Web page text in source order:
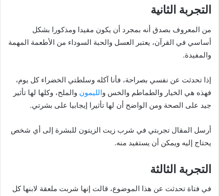
التجربة الثانية
من المعروف بصدق أنه بمجرد أن يكون مفيدا ومذكورا بشكل
أساسي في القرآن، يعتبر العسل والحبة السوداء من الأطعمة المهمة
والمفيدة.
إذا تحدثت عن نفسي بصراحة، فأنا آكله وسلطتي الخضراء كل يوم،
فهذه هي الخيار والطماطم والخس والليمون والملح، وكلها لها تأثير
جيد على الصحة ومن الواضح أن لها تأثيرا إيجابيا على بشرتي.
أرسل المقال تجربتي في شرب زيت الزيتون للبشرة إلى أي شخص
يحتاج إليه ويمكن أن يستفيد منه.
التجربة الثالثة
في فتاة تحدثت عن هذا الموضوع، قالت إنها شربت ملعقة لابنها كل